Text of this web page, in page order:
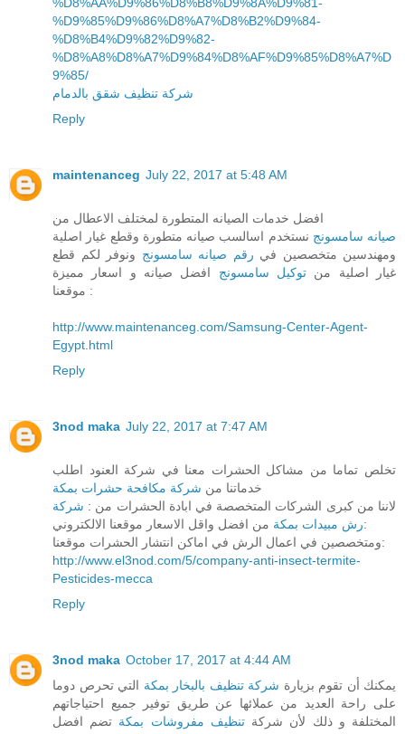
%D9%85%D9%86%D8%A7%D8%B2%D9%84-
%D8%B4%D9%82%D9%82-
%D8%A8%D8%A7%D9%84%D8%AF%D9%85%D8%A7%D
9%85/
شركة تنظيف شقق بالدمام
Reply
maintenanceg July 22, 2017 at 5:48 AM
افضل خدمات الصيانه المتطورة لمختلف الاعطال من
صيانه سامسونج نستخدم اسالسب صيانه متطورة وقطع غيار اصلية
ومهندسين متخصصين في رقم صيانه سامسونج ونوفر لكم قطع
غيار اصلية من توكيل سامسونج افضل صيانه و اسعار مميزة
موقعنا :
http://www.maintenanceg.com/Samsung-Center-Agent-
Egypt.html
Reply
3nod maka July 22, 2017 at 7:47 AM
تخلص تماما من مشاكل الحشرات معنا في شركة العنود اطلب
خدماتنا من شركة مكافحة حشرات بمكة
لاننا من كبرى الشركات المتخصصة في ابادة الحشرات من : شركة
رش مبيدات بمكةمن افضل واقل الاسعار موقعنا الالكتروني:
ومتخصصين في اعمال الرش في اماكن انتشار الحشرات موقعنا:
http://www.el3nod.com/5/company-anti-insect-termite-
Pesticides-mecca
Reply
3nod maka October 17, 2017 at 4:44 AM
يمكنك أن تقوم بزيارة شركة تنظيف بالبخار بمكة التي تحرص دوما
على راحة العديد من عملائها عن طريق توفير جميع احتياجاتهم
المختلفة و ذلك لأن شركةتنظيف مفروشات بمكة تضم افضل